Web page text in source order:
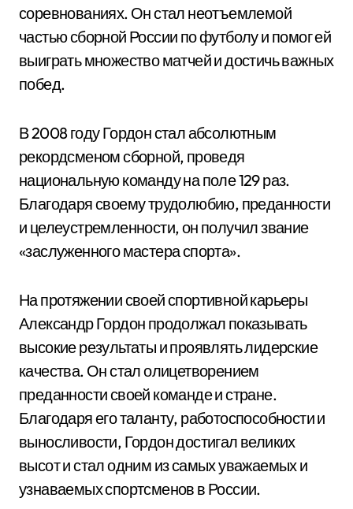
соревнованиях. Он стал неотъемлемой
частью сборной России по футболу и помог ей
выиграть множество матчей и достичь важных
побед.
В 2008 году Гордон стал абсолютным
рекордсменом сборной, проведя
национальную команду на поле 129 раз.
Благодаря своему трудолюбию, преданности
и целеустремленности, он получил звание
«заслуженного мастера спорта».
На протяжении своей спортивной карьеры
Александр Гордон продолжал показывать
высокие результаты и проявлять лидерские
качества. Он стал олицетворением
преданности своей команде и стране.
Благодаря его таланту, работоспособности и
выносливости, Гордон достигал великих
высот и стал одним из самых уважаемых и
узнаваемых спортсменов в России.